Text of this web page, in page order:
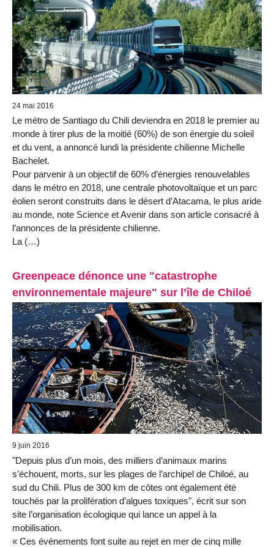
24 mai 2016
Le métro de Santiago du Chili deviendra en 2018 le premier au
monde à tirer plus de la moitié (60%) de son énergie du soleil
et du vent, a annoncé lundi la présidente chilienne Michelle
Bachelet.
Pour parvenir à un objectif de 60% d’énergies renouvelables
dans le métro en 2018, une centrale photovoltaïque et un parc
éolien seront construits dans le désert d’Atacama, le plus aride
au monde, note Science et Avenir dans son article consacré à
l’annonces de la présidente chilienne.
La (…)
Greenpeace dénonce une "catastrophe
environnementale majeure" sur l’île de Chiloé
9 juin 2016
"Depuis plus d’un mois, des milliers d’animaux marins
s’échouent, morts, sur les plages de l’archipel de Chiloé, au
sud du Chili. Plus de 300 km de côtes ont également été
touchés par la prolifération d’algues toxiques", écrit sur son
site l’organisation écologique qui lance un appel à la
mobilisation.
« Ces événements font suite au rejet en mer de cinq mille